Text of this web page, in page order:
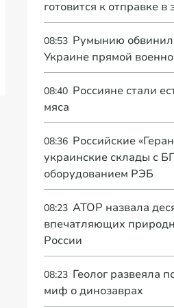
готовится к отправке
08:53 Румынию
Украине прямой
08:40 Россияне стали
мяса
08:36 Российские
украинские склады с
оборудованием РЭБ
08:23 АТОР назвала
впечатляющих
России
08:23 Геолог развеяла
миф о динозаврах